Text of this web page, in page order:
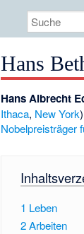
Hans
Hans Albrecht
Ithaca, New York
Nobelpreisträger
1 Leben
2Arbeiten